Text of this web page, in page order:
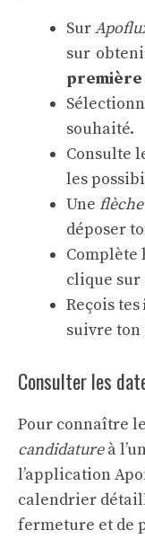
Sur
sur
première
souhaité.
Consulte
les
Une
déposer
Complète
clique sur
Reçois tes
suivre ton
Consulter les
Pour connaître
candidatureà
l’application
calendrier
fermeture et de